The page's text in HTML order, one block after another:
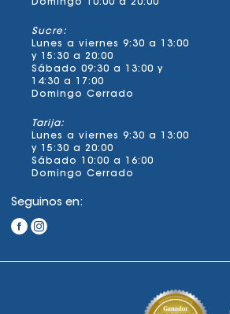
Domingo 10:00 a 20:00
Sucre:
Lunes a viernes 9:30 a 13:00
y 15:30 a 20:00
Sábado 09:30 a 13:00 y
14:30 a 17:00
Domingo Cerrado
Tarija:
Lunes a viernes 9:30 a 13:00
y 15:30 a 20:00
Sábado 10:00 a 16:00
Domingo Cerrado
Seguinos en: